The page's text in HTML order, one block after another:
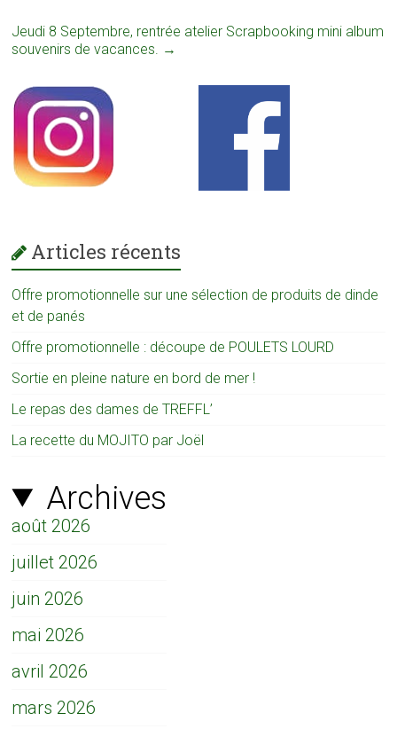
Jeudi 8 Septembre, rentrée atelier Scrapbooking mini album
souvenirs de vacances.
→
Articles récents
Offre promotionnelle sur une sélection de produits de dinde
et de panés
Offre promotionnelle : découpe de POULETS LOURD
Sortie en pleine nature en bord de mer !
Le repas des dames de TREFFL’
La recette du MOJITO par Joël
Archives
août 2026
juillet 2026
juin 2026
mai 2026
avril 2026
mars 2026